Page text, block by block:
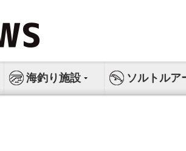
海釣り施設 ソルトルア